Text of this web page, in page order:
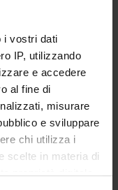
i vostri dati
IP, utilizzando
e accedere
al fine di
misurare
e sviluppare
chi utilizza i
scelte in materia di
proprietà digitale